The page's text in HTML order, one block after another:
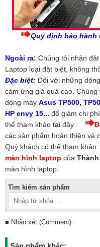
Quy định bảo hành
Ngoài ra: Chúng tôi nhận
Laptop loại đặt biệt, không
Đặc biệt: Đối với những
cảm ứng giá quá cao.
dòng máy Asus TP500,
HP envy 15... để giảm chi
thể tham khảo tại đây :
các sản phẩm hoàn thiện và
Quý khách có thể tham khảo:
màn hình laptop của
màn hình laptop.
Tìm kiếm sản phẩm
■ Nhận xét (Comment):